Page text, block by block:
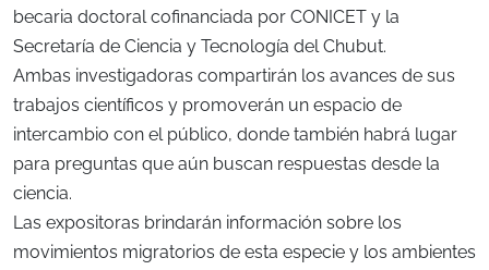
becaria doctoral cofinanciada por CONICET y la
Secretaría de Ciencia y Tecnología del Chubut.
Ambas investigadoras compartirán los avances de sus
trabajos científicos y promoverán un espacio de
intercambio con el público, donde también habrá lugar
para preguntas que aún buscan respuestas desde la
ciencia.
Las expositoras brindarán información sobre los
movimientos migratorios de esta especie y los ambientes